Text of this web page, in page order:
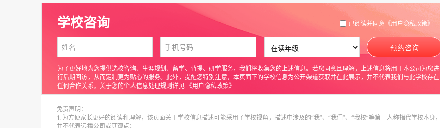
学校咨询 已阅读并同意 《用户隐私政策》
为了更好地为您提供选校咨询、生涯规划、留学、背提、研学服务，我们将收集您的上述信息。若您同意且理解，上述信息将用于本公司为您进
行后期回访，从而定制更为贴心的服务。此外，提醒您特别注意，本页面下的学校信息为公开渠道获取并在此展示，并不代表我们与此学校存在
任何合作关系。关于您的个人信息处理规则详见 《用户隐私政策》
预约咨询
免责声明：
1. 为方便家长更好的阅读和理解，该页面关于学校信息描述可能采用了学校视角，描述中涉及的“我”、“我们”、“我校”等第一人称指代学校本身，
并不代表远播公司或其观点；